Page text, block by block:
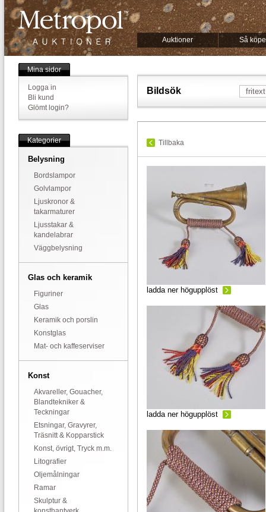
Auktioner Så
Mina sidor
Logga in
Bli kund
Glömt login?
Kategorier
Belysning
Bordslampor
Golvlampor
Ljuskronor &
takarmaturer
Ljusstakar &
kandelabrar
Väggbelysning
Glas och keramik
Figuriner
Glas
Keramik och porslin
Konstglas
Mat- och kaffeserviser
Konst
Akvareller, Gouacher,
Blandtekniker &
Teckningar
Etsningar, Gravyrer,
Träsnitt & Kopparstick
Konst, övrigt, Tryck m.m.
Litografier
Oljemålningar
Ramar
Skulptur &
Bildsök
Tillbaka
ladda ner högupplöst
ladda ner högupplöst